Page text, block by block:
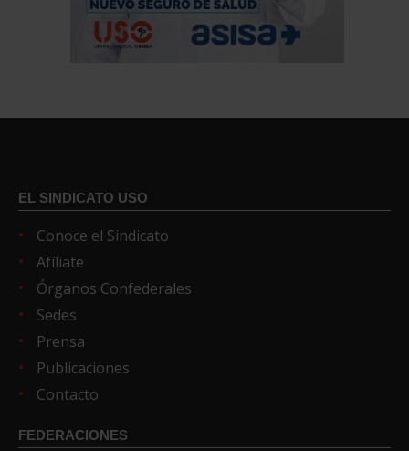
EL SINDICATO USO
Conoce el Sindicato
Afíliate
Órganos Confederales
Sedes
Prensa
Publicaciones
Contacto
FEDERACIONES